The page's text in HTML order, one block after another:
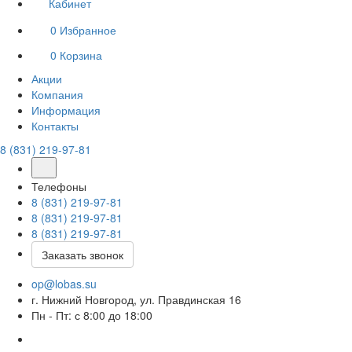
Кабинет
0 Избранное
0 Корзина
Акции
Компания
Информация
Контакты
8 (831) 219-97-81
Телефоны
8 (831) 219-97-81
8 (831) 219-97-81
8 (831) 219-97-81
Заказать звонок
op@lobas.su
г. Нижний Новгород, ул. Правдинская 16
Пн - Пт: с 8:00 до 18:00